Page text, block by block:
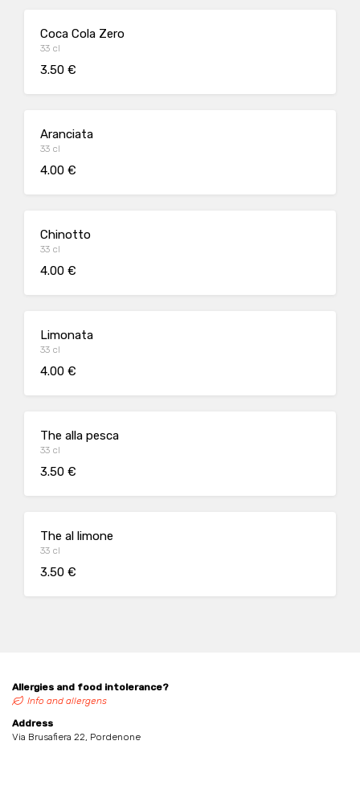
Coca Cola Zero
33 cl
3.50 €
Aranciata
33 cl
4.00 €
Chinotto
33 cl
4.00 €
Limonata
33 cl
4.00 €
The alla pesca
33 cl
3.50 €
The al limone
33 cl
3.50 €
Allergies and food intolerance?
Info and allergens
Address
Via Brusafiera 22, Pordenone